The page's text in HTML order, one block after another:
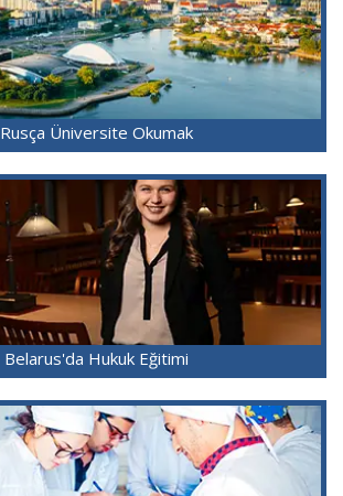
Rusça Üniversite Okumak
Belarus'da Hukuk Eğitimi